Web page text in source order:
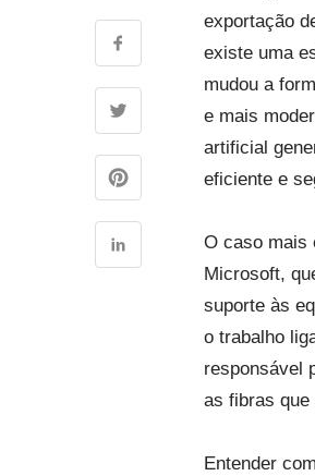
exportação
existe uma
mudou a
e mais
artificial
eficiente e
O caso mais
Microsoft,
suporte às
o trabalho
responsável
as fibras que
Entender